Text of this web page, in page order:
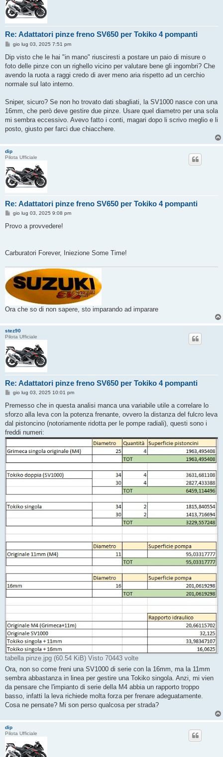
Re: Adattatori pinze freno SV650 per Tokiko 4 pompanti
M
s
s
a
g
i
gio lug 03, 2025 7:51 pm
Dip visto che le hai "in mano" riusciresti a postare un paio di misure o
foto delle pinze con un righello vicino per valutare bene gli ingombri? Che
avendo la ruota a raggi credo di aver meno aria rispetto ad un cerchio
normale sul lato interno.
Sniper, sicuro? Se non ho trovato dati sbagliati, la SV1000 nasce con una
16mm, che però deve gestire due pinze. Usare quel diametro per una sola
mi sembra eccessivo. Avevo fatto i conti, magari dopo li scrivo meglio e li
posto, giusto per farci due chiacchere.
dip
Pilota Ufficiale
Re: Adattatori pinze freno SV650 per Tokiko 4 pompanti
M
s
i
gio lug 03, 2025 9:08 pm
Provo a provvedere!
Carburatori Forever, Iniezione Some Time!
Ora che so di non sapere, sto imparando ad imparare
stez90
Pilota Ufficiale
Re: Adattatori pinze freno SV650 per Tokiko 4 pompanti
M
s
a
g
i
o
gio lug 03, 2025 10:01 pm
Premesso che in questa analisi manca una variabile utile a correlare lo
sforzo alla leva con la potenza frenante, ovvero la distanza del fulcro leva
dal pistoncino (notoriamente ridotta per le pompe radiali), questi sono i
freddi numeri:
tabella pinze.jpg (60.54 KiB) Visto 70443 volte
Ora, non so come freni una SV1000 di serie con la 16mm, ma la 11mm
sembra abbastanza in linea per gestire una Tokiko singola. Anzi, mi vien
da pensare che l'impianto di serie della M4 abbia un rapporto troppo
basso, infatti la leva richiede molta forza per frenare adeguatamente.
Cosa ne pensate? Mi son perso qualcosa per strada?
dip
Pilota Ufficiale